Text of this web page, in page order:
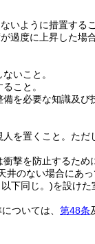
いように措置するこ
度に上昇した場
いこと。
こと。
備を必要な知識及
を置くこと。 ただ
撃を防止するため
井のない場合にあ
下同じ。)を設けた
ついては、 第48条